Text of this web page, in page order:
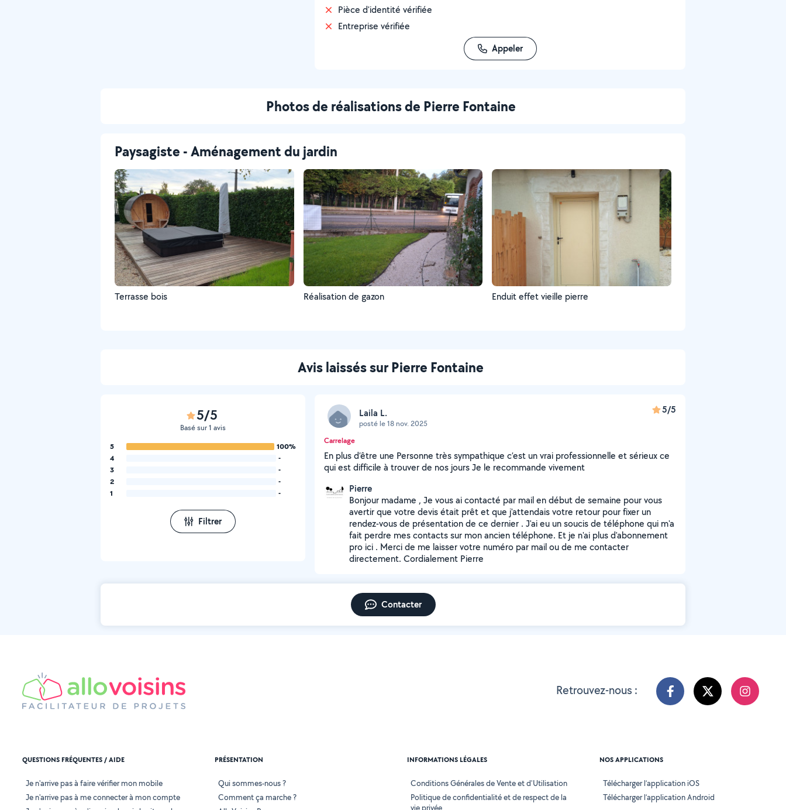
Pièce d'identité vérifiée
Entreprise vérifiée
Appeler
Photos de réalisations de Pierre Fontaine
Paysagiste - Aménagement du jardin
Terrasse bois Réalisation de gazon Enduit effet vieille pierre
Avis laissés sur Pierre Fontaine
5/5
Basé sur 1 avis
5
100%
4
-
3
-
2
-
1
-
Filtrer
Laila L.
posté le 18 nov. 2025
5/5
Carrelage
En plus d’être une Personne très sympathique c’est un vrai professionnelle et sérieux ce
qui est difficile à trouver de nos jours Je le recommande vivement
Pierre
Bonjour madame , Je vous ai contacté par mail en début de semaine pour vous
avertir que votre devis était prêt et que j'attendais votre retour pour fixer un
rendez-vous de présentation de ce dernier . J'ai eu un soucis de téléphone qui m'a
fait perdre mes contacts sur mon ancien téléphone. Et je n'ai plus d'abonnement
pro ici . Merci de me laisser votre numéro par mail ou de me contacter
directement. Cordialement Pierre
Contacter
Retrouvez-nous :
QUESTIONS FRÉQUENTES / AIDE
Je n'arrive pas à faire vérifier mon mobile
Je n'arrive pas à me connecter à mon compte
PRÉSENTATION
Qui sommes-nous ?
Comment ça marche ?
INFORMATIONS LÉGALES
Conditions Générales de Vente et d'Utilisation
Politique de confidentialité et de respect de la
vie privée
NOS APPLICATIONS
Télécharger l’application iOS
Télécharger l’application Android